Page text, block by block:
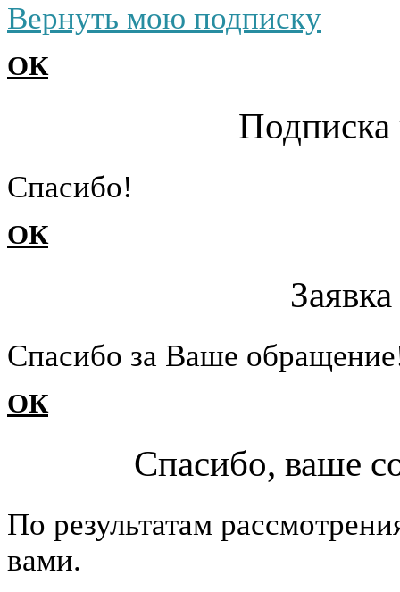
Вернуть мою подписку
ОК
Подписка
Cпасибо!
ОК
Cпасибо за Ваше
ОК
Спасибо, ваше
По результатам
вами.